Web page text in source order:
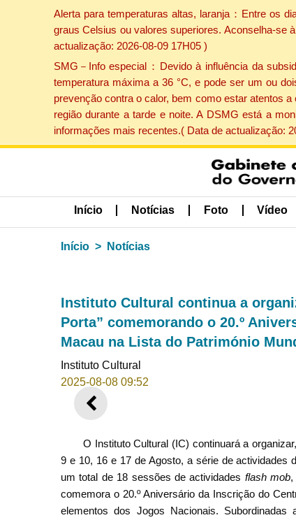
Alerta para temperaturas altas, laranja：Entre os
graus Celsius ou valores superiores. Aconselha-se
actualização: 2026-08-09 17H05 )
SMG－Info especial：Devido à influência da
temperatura máxima a 36 °C, e pode ser um ou
prevenção contra o calor, bem como estar atentos
região durante a tarde e noite. A DSMG está a
informações mais recentes.( Data de actualização:
Início Notícias Foto Vídeo
Início Notícias
Instituto Cultural continua a
Porta” comemorando o 20.º
Macau na Lista do Património
Instituto Cultural
2025-08-08 09:52
ANTERIOR
O Instituto Cultural (IC) continuará a
9 e 10, 16 e 17 de Agosto, a série de actividades
um total de 18 sessões de actividades flash mob,
comemora o 20.º Aniversário da Inscrição do
elementos dos Jogos Nacionais. Subordinadas